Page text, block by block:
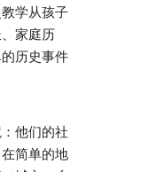
学从孩子
家庭历
历史事件
他们的社
简单的地